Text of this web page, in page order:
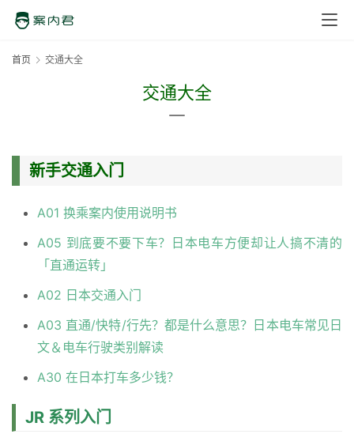
首页 交通大全
交通大全
新手交通入门
A01 换乘案内使用说明书
A05 到底要不要下车？日本电车方便却让人搞不清的
「直通运转」
A02 日本交通入门
A03 直通/快特/行先？都是什么意思？日本电车常见日
文＆电车行驶类别解读
A30 在日本打车多少钱？
JR 系列入门